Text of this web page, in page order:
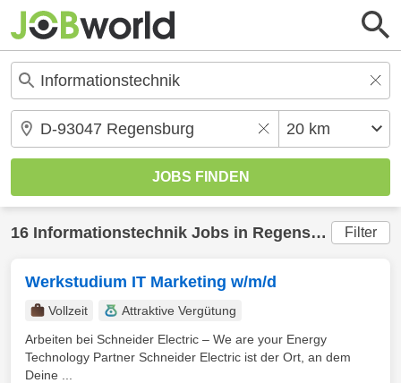
16 Informationstechnik Jobs in Regensburg (20
Filter
Werkstudium IT Marketing w/m/d
Vollzeit
Attraktive Vergütung
Arbeiten bei Schneider Electric – We are your Energy
Technology Partner Schneider Electric ist der Ort, an dem
Deine ...